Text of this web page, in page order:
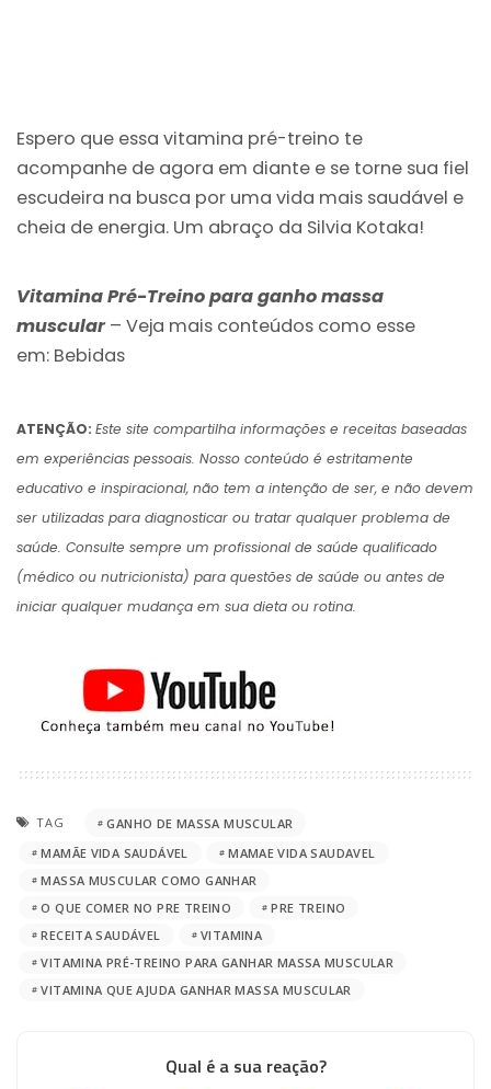
Espero que essa vitamina pré-treino te
acompanhe de agora em diante e se torne sua fiel
escudeira na busca por uma vida mais saudável e
cheia de energia. Um abraço da Silvia Kotaka!
Vitamina Pré-Treino para ganho massa
muscular– Veja mais conteúdos como esse
em: Bebidas
ATENÇÃO: Este site compartilha informações e receitas baseadas
em experiências pessoais. Nosso conteúdo é estritamente
educativo e inspiracional, não tem a intenção de ser, e não devem
ser utilizadas para diagnosticar ou tratar qualquer problema de
saúde. Consulte sempre um profissional de saúde qualificado
(médico ou nutricionista) para questões de saúde ou antes de
iniciar qualquer mudança em sua dieta ou rotina.
TAG
GANHO DE MASSA MUSCULAR
MAMÃE VIDA SAUDÁVEL
MAMAE VIDA SAUDAVEL
MASSA MUSCULAR COMO GANHAR
O QUE COMER NO PRE TREINO
PRE TREINO
RECEITA SAUDÁVEL
VITAMINA
VITAMINA PRÉ-TREINO PARA GANHAR MASSA MUSCULAR
VITAMINA QUE AJUDA GANHAR MASSA MUSCULAR
Qual é a sua reação?